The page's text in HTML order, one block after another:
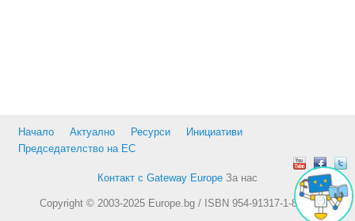
Начало Актуално Ресурси
Инициативи
Председателство на ЕС
Контакт с Gateway Europe За нас
Copyright © 2003-2025 Europe.bg / ISBN 954-91317-1-8